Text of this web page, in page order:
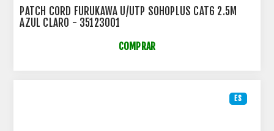
PATCH CORD FURUKAWA U/UTP SOHOPLUS CAT6 2.5M
AZUL CLARO - 35123001
COMPRAR
ES